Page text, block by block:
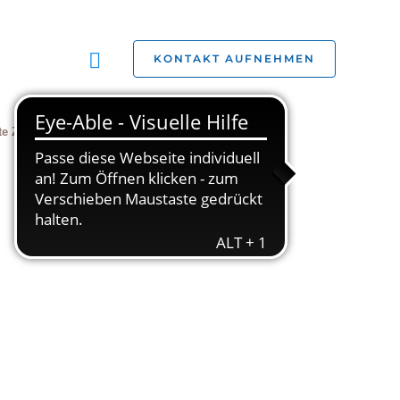
SuchenKONTAKT AUFNEHMEN
Zivilgesellschaft Jobs
Studien